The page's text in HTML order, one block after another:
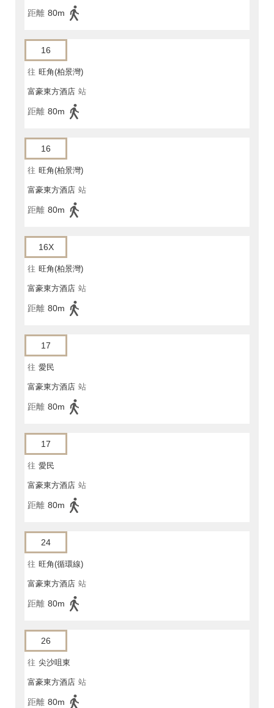
距離 80m
16
往 旺角(柏景灣)
富豪東方酒店 站
距離 80m
16
往 旺角(柏景灣)
富豪東方酒店 站
距離 80m
16X
往 旺角(柏景灣)
富豪東方酒店 站
距離 80m
17
往 愛民
富豪東方酒店 站
距離 80m
17
往 愛民
富豪東方酒店 站
距離 80m
24
往 旺角(循環線)
富豪東方酒店 站
距離 80m
26
往 尖沙咀東
富豪東方酒店 站
距離 80m